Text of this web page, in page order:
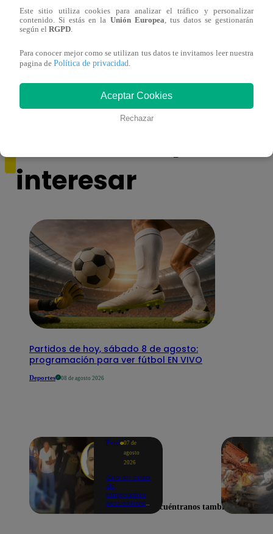
¿Por qué Nelly Rossinelli se volvió viral
antes de Navidad?
interesar
Partidos de hoy, sábado 8 de agosto:
programación para ver fútbol EN VIVO
Deportes 08 de agosto 2026
Perú 07 de
agosto
2026
Giro en caso
de
empresario
secuestrado
Este sitio utiliza cookies para analizar el tráfico y personalizar
contenido. Si estás en la Unión Europea , tus datos se gestionarán
según el RGPD
Para conocer mejor como se utilizan tus datos te invitamos leer nuestra
pagina de Política de privacidad
Aceptar Cookies
Rechazar
Encuéntranos también en